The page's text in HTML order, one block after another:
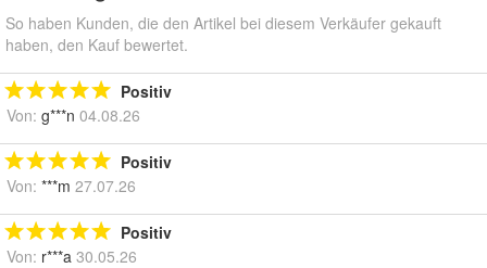
So haben Kunden, die den Artikel bei diesem Verkäufer gekauft
haben, den Kauf bewertet.
Positiv
Von: g***n 04.08.26
Positiv
Von: ***m 27.07.26
Positiv
Von: r***a 30.05.26